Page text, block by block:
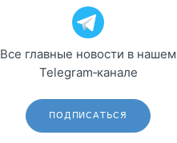
Все главные новости в нашем
Telegram‑канале
ПОДПИСАТЬСЯ